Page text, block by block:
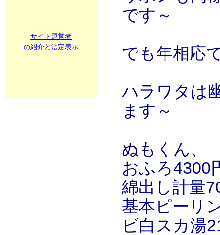
サイト運営者
の紹介と法定表示
です～
でも年相応
ハラワタは
ます～
ぬもくん、
おふろ4300
綿出し計量
基本ピーリ
ビ白スカ湯